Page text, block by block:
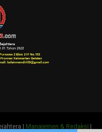
| Manajemen & Redaksi |